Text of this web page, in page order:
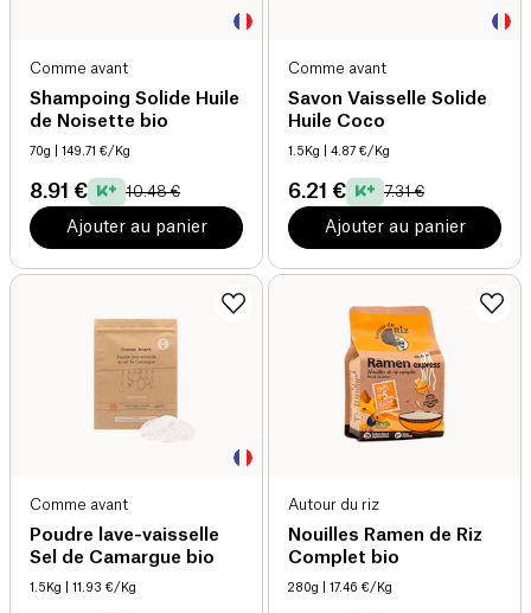
Comme avant
Shampoing Solide Huile
de Noisette bio
70g | 149.71 €/Kg
8.91 € 10.48 €
Ajouter au panier
Comme avant
Savon Vaisselle Solide
Huile Coco
1.5Kg | 4.87 €/Kg
6.21 € 7.31 €
Ajouter au panier
Comme avant
Poudre lave-vaisselle
Sel de Camargue bio
1.5Kg | 11.93 €/Kg
Autour du riz
Nouilles Ramen de Riz
Complet bio
280g | 17.46 €/Kg